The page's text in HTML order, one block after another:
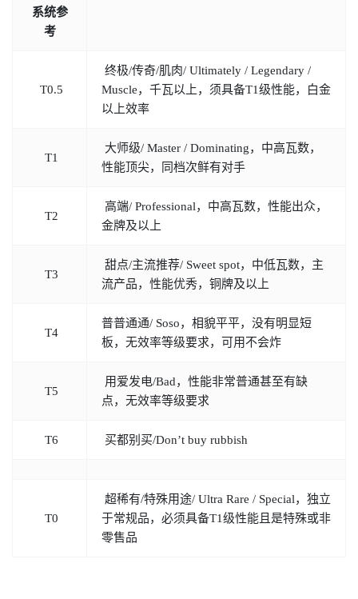
系统参
考
T0.5
终极/传奇/肌肉/ Ultimately / Legendary /
Muscle，千瓦以上，须具备T1级性能，白金
以上效率
T1
大师级/ Master / Dominating，中高瓦数，
性能顶尖，同档次鲜有对手
T2
高端/ Professional，中高瓦数，性能出众，
金牌及以上
T3
甜点/主流推荐/ Sweet spot，中低瓦数，主
流产品，性能优秀，铜牌及以上
T4
普普通通/ Soso，相貌平平，没有明显短
板，无效率等级要求，可用不会炸
T5
用爱发电/Bad，性能非常普通甚至有缺
点，无效率等级要求
T6 买都别买/Don’t buy rubbish
T0
超稀有/特殊用途/ Ultra Rare / Special，独立
于常规品，必须具备T1级性能且是特殊或非
零售品